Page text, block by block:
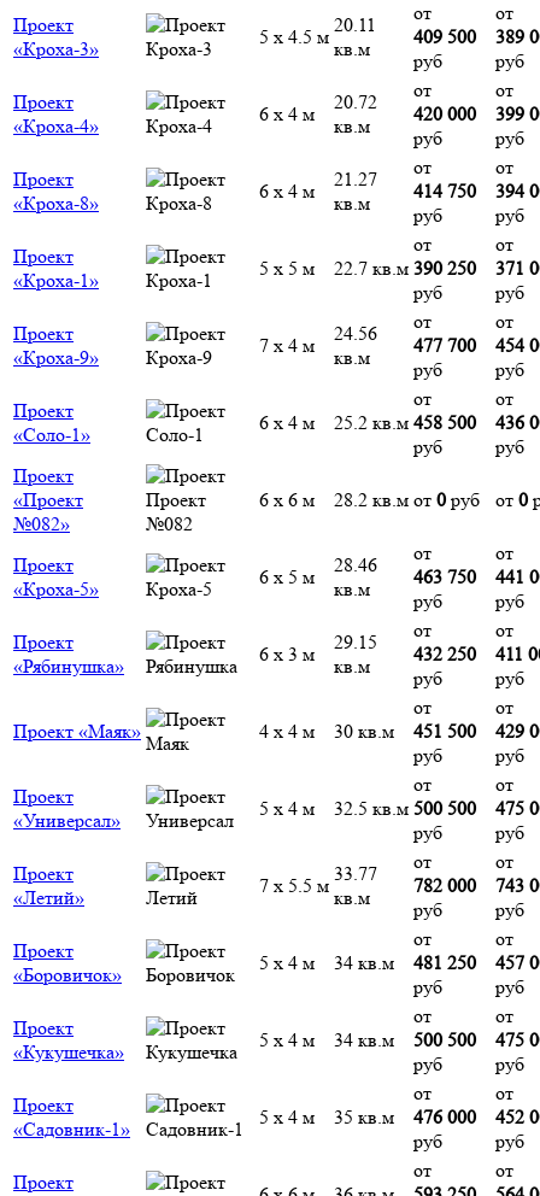
Проект
«Кроха-3»
5 х 4.5 м
20.11
кв.м
от
409 500
руб
от
389
руб
Проект
«Кроха-4»
6 х 4 м
20.72
кв.м
от
420 000
руб
от
399
руб
Проект
«Кроха-8»
6 х 4 м
21.27
кв.м
от
414 750
руб
от
394
руб
Проект
«Кроха-1»
5 х 5 м 22.7 кв.м
от
390 250
руб
от
371
руб
Проект
«Кроха-9»
7 х 4 м
24.56
кв.м
от
477 700
руб
от
454
руб
Проект
«Соло-1»
6 х 4 м 25.2 кв.м
от
458 500
руб
от
436
руб
Проект
«Проект
№082»
6 х 6 м 28.2 кв.м от 0 руб от 0
Проект
«Кроха-5»
6 х 5 м
28.46
кв.м
от
463 750
руб
от
441
руб
Проект
«Рябинушка»
6 х 3 м
29.15
кв.м
от
432 250
руб
от
411
руб
Проект «Маяк» 4 х 4 м 30 кв.м
от
451 500
руб
от
429
руб
Проект
«Универсал»
5 х 4 м 32.5 кв.м
от
500 500
руб
от
475
руб
Проект
«Летий»
7 х 5.5 м
33.77
кв.м
от
782 000
руб
от
743
руб
Проект
«Боровичок»
5 х 4 м 34 кв.м
от
481 250
руб
от
457
руб
Проект
«Кукушечка»
5 х 4 м 34 кв.м
от
500 500
руб
от
475
руб
Проект
«Садовник-1»
5 х 4 м 35 кв.м
от
476 000
руб
от
452
руб
Проект
от
от